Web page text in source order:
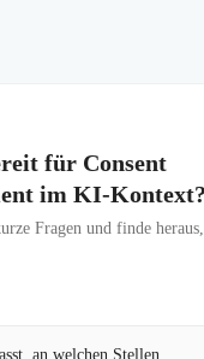
für Consent
im KI-Kontext?
Fragen und finde
an welchen Stellen